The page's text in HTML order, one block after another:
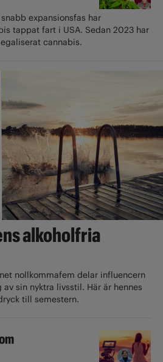
expansionsfas har
tappat fart i USA. Sedan 2023 har
cannabis.
alkoholfria
nollkommafem delar influencern
sin nyktra livsstil. Här är hennes
till semestern.